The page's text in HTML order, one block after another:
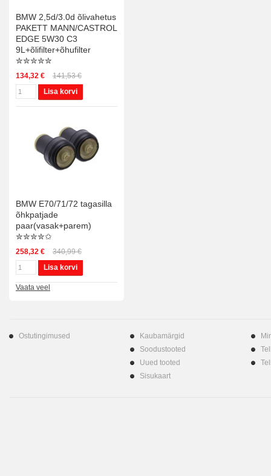
BMW 2,5d/3.0d õlivahetus
PAKETT MANN/CASTROL
EDGE 5W30 C3
9L+õlifilter+õhufilter
✮✮✮✮✮
134,32 €
141,53 €
Lisa korvi
BMW E70/71/72 tagasilla
õhkpatjade
paar(vasak+parem)
✮✮✮✮✩
258,32 €
340,99 €
Lisa korvi
Vaata veel
Ostutingimused
Kaubamärgid
Soodustooted
Uued tooted
Sisukaart